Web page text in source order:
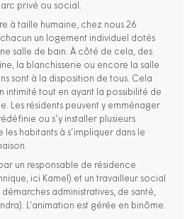
privé ou social.
à taille humaine, chez nous 26
un logement individuel dotés
salle de bain. À côté de cela, des
la blanchisserie ou encore la salle
sont à la disposition de tous. Cela
intimité tout en ayant la possibilité de
Les résidents peuvent y emménager
ou s’y installer plusieurs
les habitants à s’impliquer dans le
un responsable de résidence
ici Kamel) et un travailleur social
administratives, de santé,
L’animation est gérée en binôme.